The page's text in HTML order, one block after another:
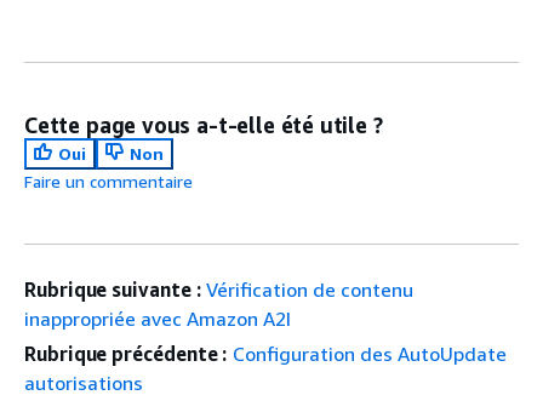
Cette page vous a-t-elle été utile ?
Oui
Non
Faire un commentaire
Rubrique suivante : Vérification de contenu
inappropriée avec Amazon A2I
Rubrique précédente : Configuration des AutoUpdate
autorisations